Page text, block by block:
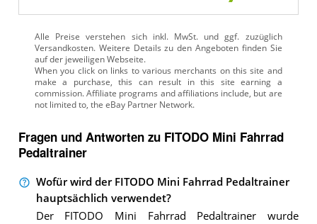
Alle Preise verstehen sich inkl. MwSt. und ggf. zuzüglich
Versandkosten. Weitere Details zu den Angeboten finden Sie
auf der jeweiligen Webseite.
Fragen und Antworten zu FITODO Mini Fahrrad
Pedaltrainer
Wofür wird der FITODO Mini Fahrrad Pedaltrainer
hauptsächlich verwendet?
Der FITODO Mini Fahrrad Pedaltrainer wurde